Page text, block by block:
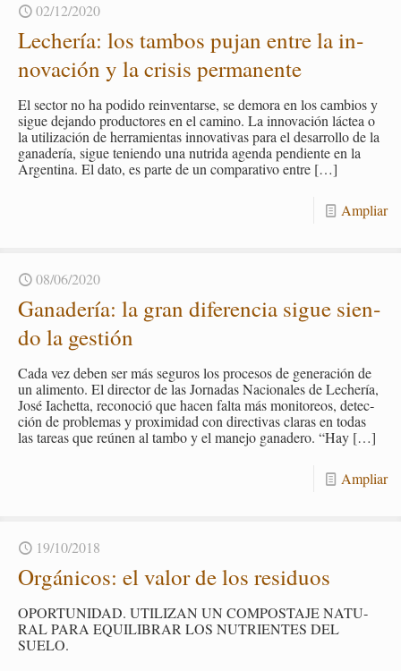
02/12/2020
Le­che­ría: los tam­bos pujan entre la in­
no­va­ción y la cri­sis per­ma­nen­te
El sec­tor no ha po­di­do rein­ven­tar­se, se de­mo­ra en los cam­bios y
sigue de­jan­do pro­duc­to­res en el ca­mino. La in­no­va­ción lác­tea o
la uti­li­za­ción de he­rra­mien­tas in­no­va­ti­vas para el desa­rro­llo de la
ga­na­de­ría, sigue te­nien­do una nu­tri­da agen­da pen­dien­te en la
Ar­gen­ti­na. El dato, es parte de un com­pa­ra­ti­vo entre […]
Am­pliar
08/06/2020
Ga­na­de­ría: la gran di­fe­ren­cia sigue sien­
do la ges­tión
Cada vez deben ser más se­gu­ros los pro­ce­sos de ge­ne­ra­ción de
un ali­men­to. El di­rec­tor de las Jor­na­das Na­cio­na­les de Le­che­ría,
José Ia­chet­ta, re­co­no­ció que hacen falta más mo­ni­to­reos, de­tec­
ción de pro­ble­mas y pro­xi­mi­dad con di­rec­ti­vas cla­ras en todas
las ta­reas que reúnen al tambo y el ma­ne­jo ga­na­de­ro. “Hay […]
Am­pliar
19/10/2018
Or­gá­ni­cos: el valor de los re­si­duos
OPOR­TU­NI­DAD. UTI­LI­ZAN UN COM­POS­TA­JE NA­TU­
RAL PARA EQUI­LI­BRAR LOS NU­TRIEN­TES DEL
SUELO.